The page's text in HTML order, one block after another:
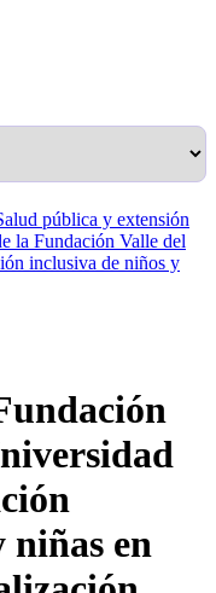
pública y extensión
la Fundación Valle del
inclusiva de niños y
niñas en